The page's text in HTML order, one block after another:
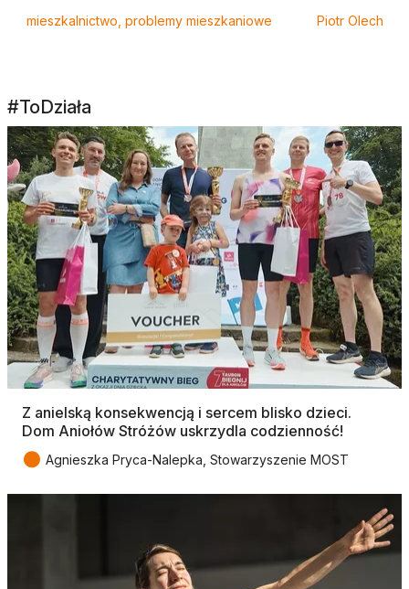
mieszkalnictwo, problemy mieszkaniowe Piotr Olech
#ToDziała
Z anielską konsekwencją i sercem blisko dzieci.
Dom Aniołów Stróżów uskrzydla codzienność!
● Agnieszka Pryca-Nalepka, Stowarzyszenie MOST